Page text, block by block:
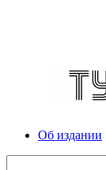
Об издании